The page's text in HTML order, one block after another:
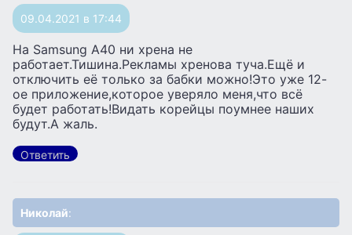
09.04.2021 в 17:44
На Samsung А40 ни хрена не
работает.Тишина.Рекламы хренова туча.Ещё и
отключить её только за бабки можно!Это уже 12-
ое приложение,которое уверяло меня,что всё
будет работать!Видать корейцы поумнее наших
будут.А жаль.
Ответить
Николай: